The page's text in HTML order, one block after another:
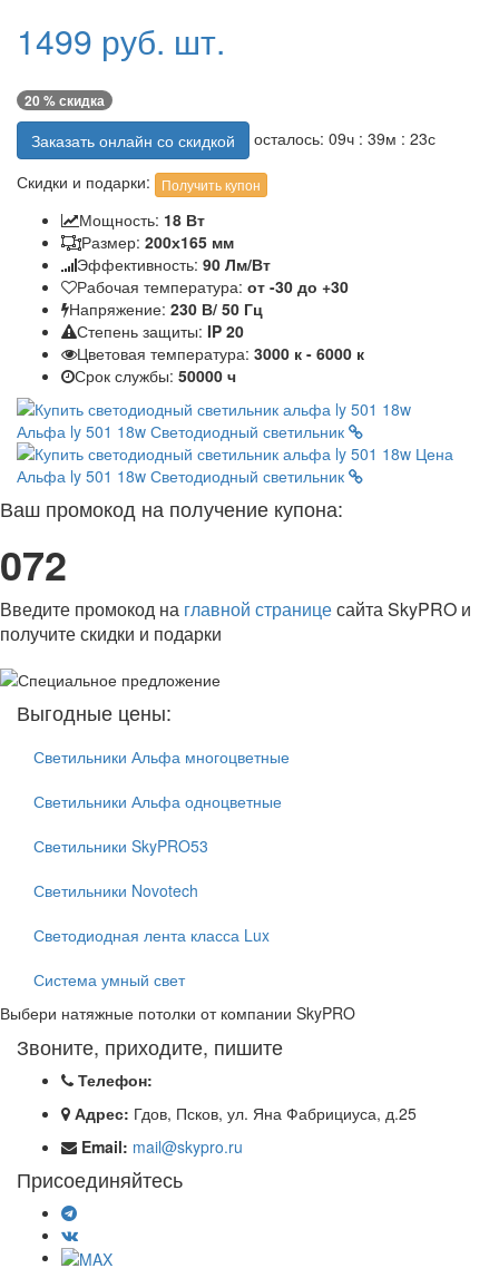
1499 руб. шт.
20 % скидка
Заказать онлайн со скидкой осталось: 09ч : 39м : 22с
Скидки и подарки:
Получить купон
Мощность: 18 Вт
Размер: 200х165 мм
Эффективность: 90 Лм/Вт
Рабочая температура: от -30 до +30
Напряжение: 230 В/ 50 Гц
Степень защиты: IP 20
Цветовая температура: 3000 к - 6000 к
Срок службы: 50000 ч
Альфа ly 501 18w Светодиодный светильник
Альфа ly 501 18w Светодиодный светильник
Ваш промокод на получение купона:
072
Введите промокод на главной страницесайта SkyPRO и
получите скидки и подарки
Выгодные цены:
Светильники Альфа многоцветные
Светильники Альфа одноцветные
Светильники SkyPRO53
Светильники Novotech
Светодиодная лента класса Lux
Система умный свет
Выбери натяжные потолки от компании SkyPRO
Звоните, приходите, пишите
Телефон:
Адрес: Гдов, Псков, ул. Яна Фабрициуса, д.25
Email: mail@skypro.ru
Присоединяйтесь